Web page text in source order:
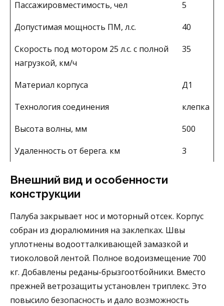
Пассажировместимость, чел
5
Допустимая мощность ПМ, л.с.
40
Скорость под мотором 25 л.с. с полной
нагрузкой, км/ч
35
Материал корпуса
Д1
Технология соединения
клепка
Высота волны, мм
500
Удаленность от берега. км
3
Внешний вид и особенности
конструкции
Палуба закрывает нос и моторный отсек. Корпус
собран из дюралюминия на заклепках. Швы
уплотнены водоотталкивающей замазкой и
тиоколовой лентой. Полное водоизмещение 700
кг. Добавлены реданы-брызгоотбойники. Вместо
прежней ветрозащиты установлен триплекс. Это
повысило безопасность и дало возможность